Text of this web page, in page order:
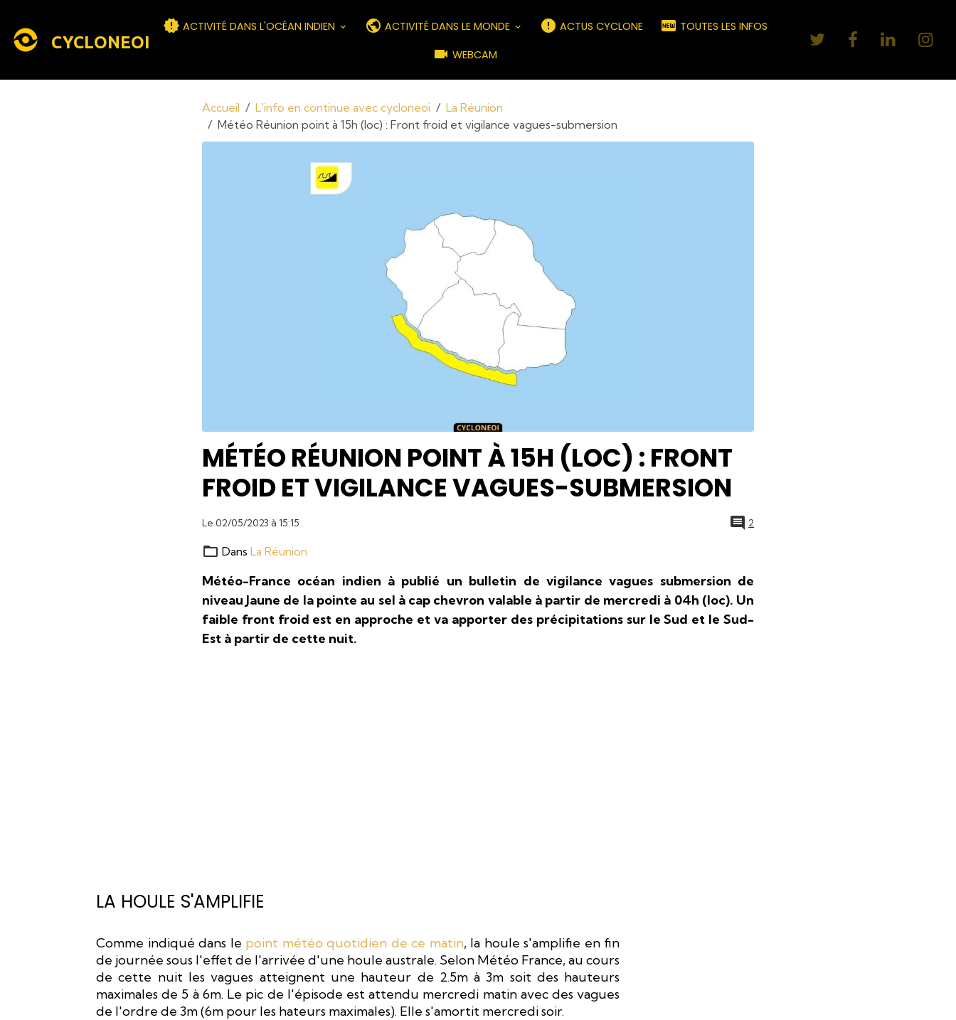
CYCLONEOI
ACTIVITÉ DANS L'OCÉAN INDIEN ACTIVITÉ DANS LE MONDE ACTUS CYCLONE
TOUTES LES INFOS
WEBCAM
Accueil L'info en continue avec cycloneoi
La Réunion
Météo Réunion point à 15h (loc) : Front froid et vigilance vagues-submersion
MÉTÉO RÉUNION POINT À 15H (LOC) : FRONT
FROID ET VIGILANCE VAGUES-SUBMERSION
Le 02/05/2023 à 15:15 2
Dans La Réunion
Météo-France océan indien à publié un bulletin de vigilance vagues submersion de
niveau Jaune de la pointe au sel à cap chevron valable à partir de mercredi à 04h (loc). Un
faible front froid est en approche et va apporter des précipitations sur le Sud et le Sud-
Est à partir de cette nuit.
LA HOULE S'AMPLIFIE
Comme indiqué dans le point météo quotidien de ce matin, la houle s'amplifie en fin
de journée sous l'effet de l'arrivée d'une houle australe. Selon Météo France, au cours
de cette nuit les vagues atteignent une hauteur de 2.5m à 3m soit des hauteurs
maximales de 5 à 6m. Le pic de l'épisode est attendu mercredi matin avec des vagues
de l'ordre de 3m (6m pour les hateurs maximales). Elle s'amortit mercredi soir.